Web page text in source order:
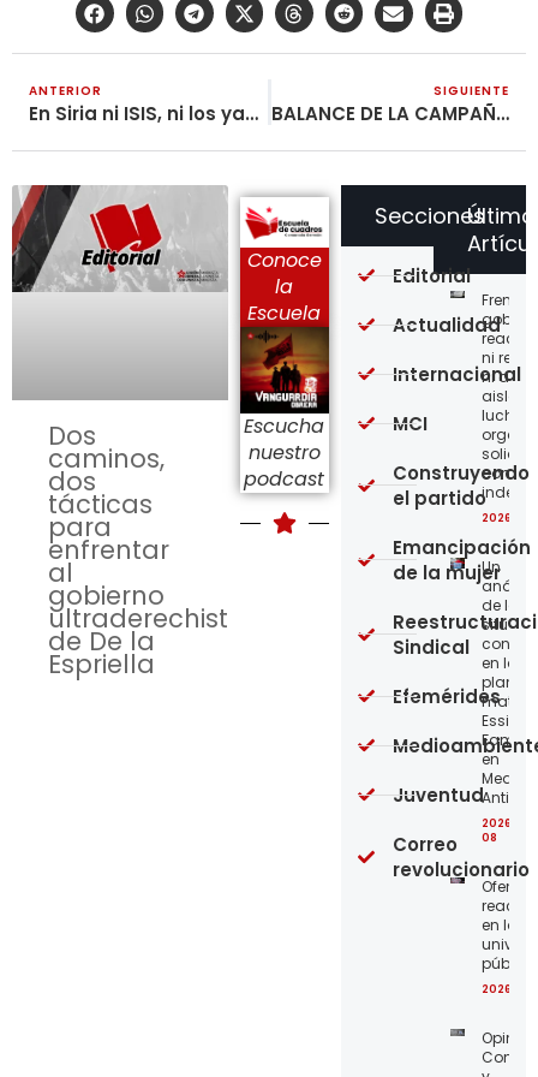
ANTERIOR
En Siria ni ISIS, ni los yankees, ni los rusos: ¡Solo el pueblo, salva al pueblo!
SIGUIENTE
BALANCE DE LA CAMPAÑA POLÍTICA ANTIELECTORAL
Dos
caminos,
dos
tácticas
para
enfrentar
al
gobierno
ultraderechista
de De la
Espriella
Conoce
la
Escuela
Escucha
nuestro
podcast
Frente
ni
ni
lucha,
con
2026-
Un
de la
en la
planta
matriz
Essity-
Familia
en
2026-
08
en las
2026-
Secciones
Editorial
Actualidad
Internacional
MCI
Construyendo
el partido
Emancipación
de la mujer
Sindical
Efemérides
Juventud
Correo
revolucionario